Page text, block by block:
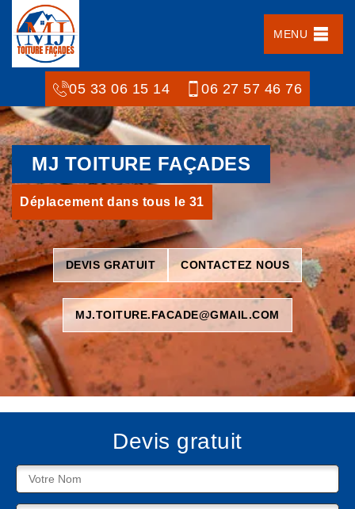
MENU
05 33 06 15 14 06 27 57 46 76
MJ TOITURE FAÇADES
Déplacement dans tous le 31
DEVIS GRATUIT CONTACTEZ NOUS
MJ.TOITURE.FACADE@GMAIL.COM
Devis gratuit